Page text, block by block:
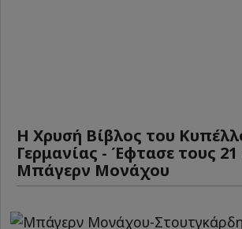
Η Χρυσή Βίβλος του
Γερμανίας - Έφτασε τους 21
Μπάγερν Μονάχου